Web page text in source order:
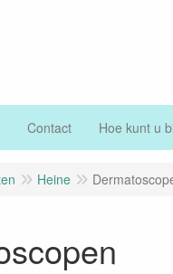
Contact Hoe kunt u
Heine